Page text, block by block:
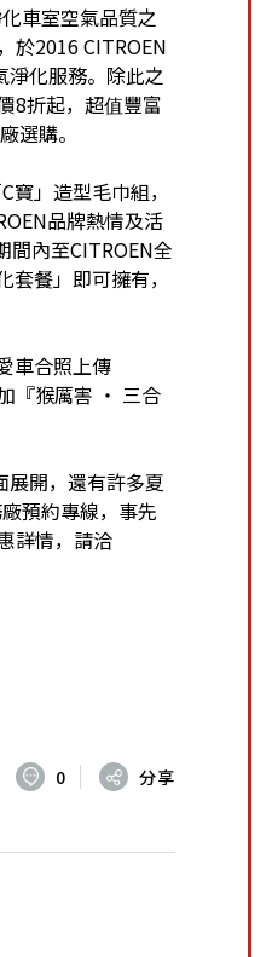
車室空氣品質之
於2016 CITROEN
化服務。除此之
8折起，超值豐富
選購。
」造型毛巾組，
品牌熱情及活
內至CITROEN全
餐」即可擁有，
車合照上傳
『猴厲害 ‧ 三合
開，還有許多夏
預約專線，事先
詳情，請洽
0 分享